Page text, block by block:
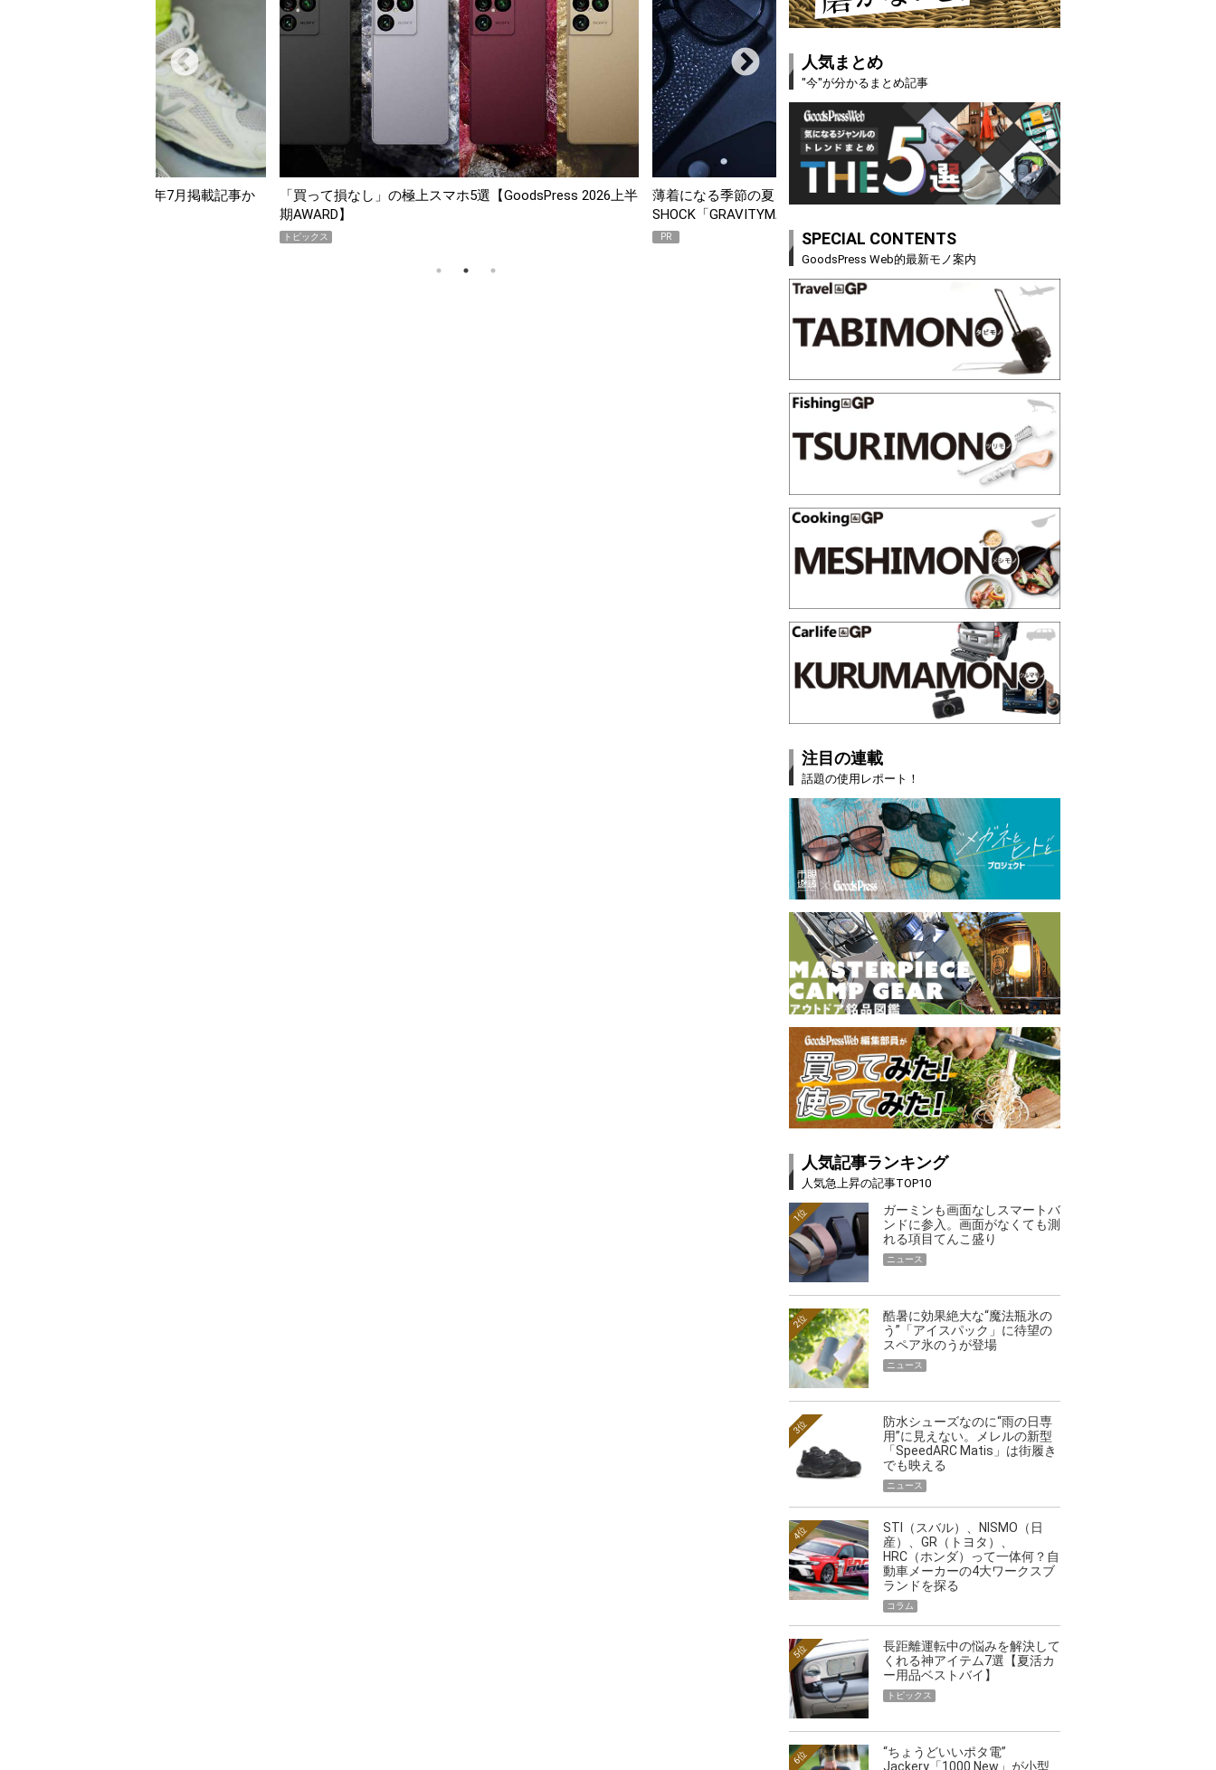
だ「指名買い」】2026年7月掲載記事か
「買って損なし」の極上スマホ5選【GoodsPress 2026上半
期AWARD】
トピックス
薄着になる季節の夏こそ“映える”タフな腕時計を。G-
SHOCK「GRAVITYMASTER」は本当に機能も見た…
PR
【編集部員が選んだ「指名買
人気まとめ
"今"が分かるまとめ記事
SPECIAL CONTENTS
GoodsPress Web的最新モノ案内
注目の連載
話題の使用レポート！
人気記事ランキング
人気急上昇の記事TOP10
ガーミンも画面なしスマートバ
ンドに参入。画面がなくても測
れる項目てんこ盛り
1位
ニュース
酷暑に効果絶大な“魔法瓶氷の
う”「アイスパック」に待望の
スペア氷のうが登場
2位
ニュース
防水シューズなのに“雨の日専
用”に見えない。メレルの新型
「SpeedARC Matis」は街履き
でも映える
3位
ニュース
STI（スバル）、NISMO（日
産）、GR（トヨタ）、
HRC（ホンダ）って一体何？自
動車メーカーの4大ワークスブ
ランドを探る
4位
コラム
長距離運転中の悩みを解決して
くれる神アイテム7選【夏活カ
ー用品ベストバイ】
5位
トピックス
“ちょうどいいポタ電”
Jackery「1000 New」が小型
6位